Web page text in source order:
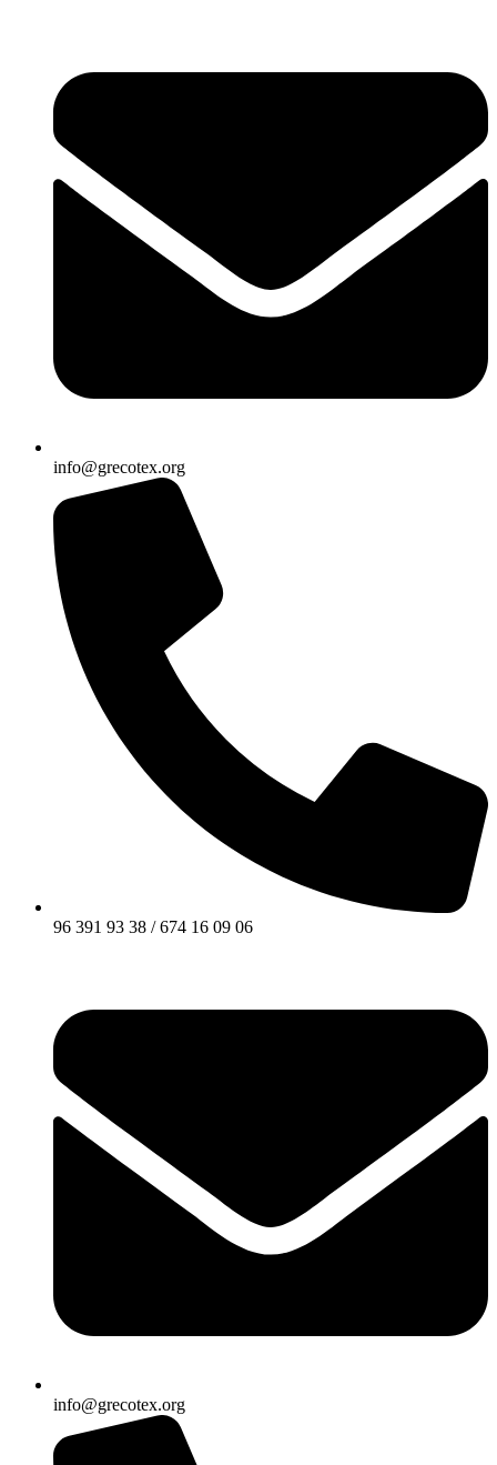
info@grecotex.org
96 391 93 38 / 674 16 09 06
info@grecotex.org